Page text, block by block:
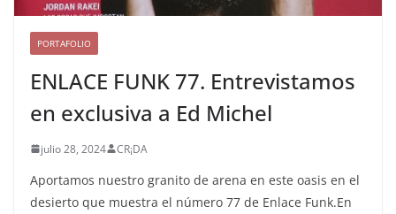
PORTAFOLIO
ENLACE FUNK 77. Entrevistamos
en exclusiva a Ed Michel
julio 28, 2024 CR¡DA
Aportamos nuestro granito de arena en este oasis en el
desierto que muestra el número 77 de Enlace Funk.En